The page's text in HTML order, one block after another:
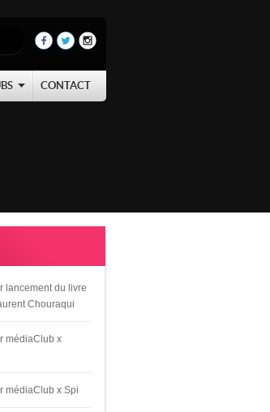
CONTACT
lancement du livre
Chouraqui
médiaClub x
médiaClub x Spi